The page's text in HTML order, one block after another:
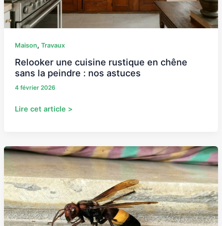
Maison, Travaux
Relooker une cuisine rustique en chêne
sans la peindre : nos astuces
4 février 2026
nos
astuces
Lire cet article >
Le
piège
à
frelons
asiatiques
révolutionnaire
: